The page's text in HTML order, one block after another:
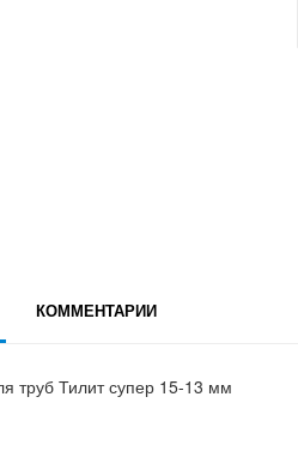
КОММЕНТАРИИ
труб Тилит супер 15-13 мм